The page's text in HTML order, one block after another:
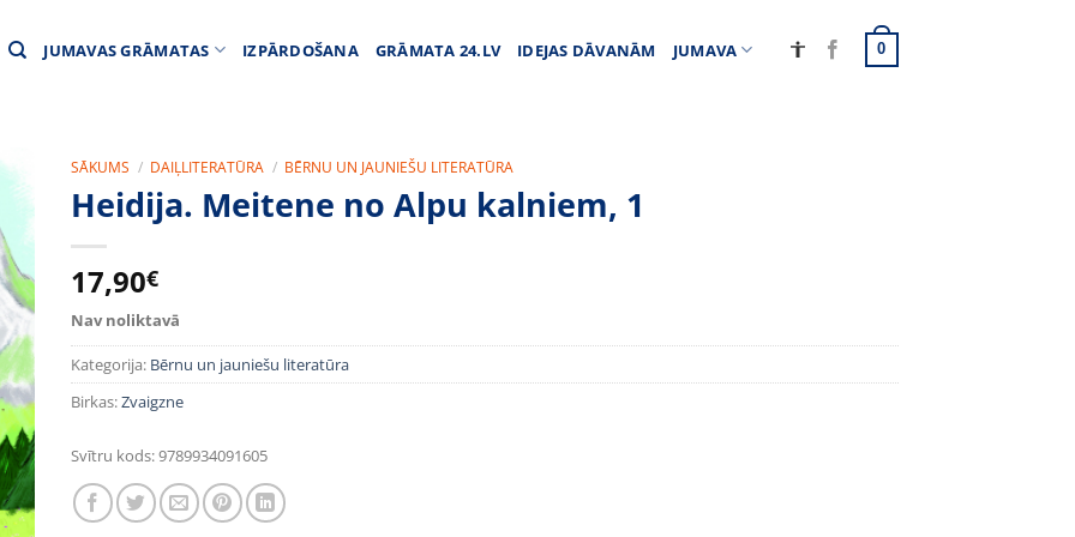
JUMAVAS GRĀMATAS IZPĀRDOŠANA GRĀMATA 24.LV IDEJAS DĀVANĀM JUMAVA 0
SĀKUMS / DAIĻLITERATŪRA / BĒRNU UN JAUNIEŠU LITERATŪRA
Heidija. Meitene no Alpu kalniem, 1
17,90€
Nav noliktavā
Kategorija: Bērnu un jauniešu literatūra
Birkas:Zvaigzne
Svītru kods:9789934091605